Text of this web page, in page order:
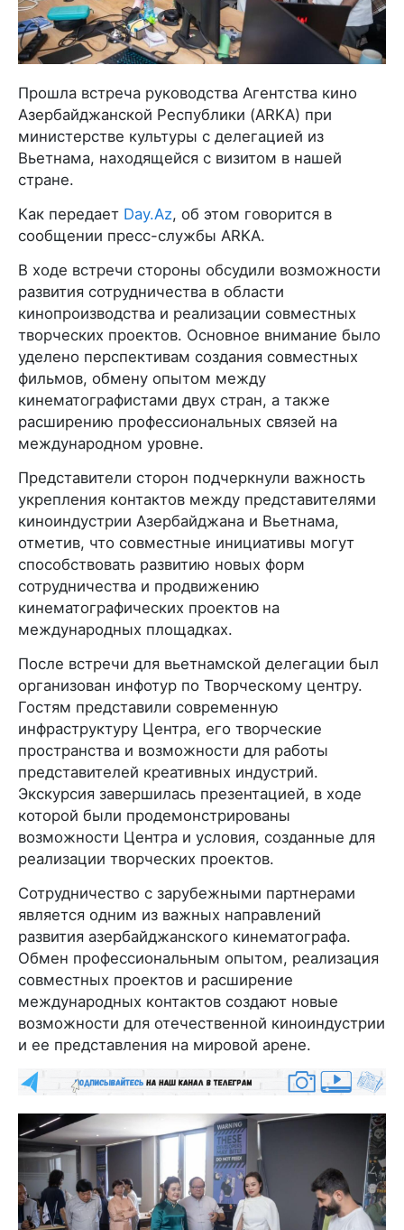
Прошла встреча руководства Агентства кино
Азербайджанской Республики (ARKA) при
министерстве культуры с делегацией из
Вьетнама, находящейся с визитом в нашей
стране.
Как передает Day.Az, об этом говорится в
сообщении пресс-службы ARKA.
В ходе встречи стороны обсудили возможности
развития сотрудничества в области
кинопроизводства и реализации совместных
творческих проектов. Основное внимание было
уделено перспективам создания совместных
фильмов, обмену опытом между
кинематографистами двух стран, а также
расширению профессиональных связей на
международном уровне.
Представители сторон подчеркнули важность
укрепления контактов между представителями
киноиндустрии Азербайджана и Вьетнама,
отметив, что совместные инициативы могут
способствовать развитию новых форм
сотрудничества и продвижению
кинематографических проектов на
международных площадках.
После встречи для вьетнамской делегации был
организован инфотур по Творческому центру.
Гостям представили современную
инфраструктуру Центра, его творческие
пространства и возможности для работы
представителей креативных индустрий.
Экскурсия завершилась презентацией, в ходе
которой были продемонстрированы
возможности Центра и условия, созданные для
реализации творческих проектов.
Сотрудничество с зарубежными партнерами
является одним из важных направлений
развития азербайджанского кинематографа.
Обмен профессиональным опытом, реализация
совместных проектов и расширение
международных контактов создают новые
возможности для отечественной киноиндустрии
и ее представления на мировой арене.